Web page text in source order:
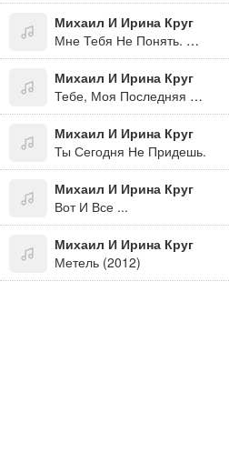
Михаил И Ирина Круг
Мне Тебя Не Понять. Мне Тебя Не Забыть, Бог Тебя Не Оставит. Все Прошло, Унеслось, Лишь Осталась Печаль.
Михаил И Ирина Круг
Тебе, Моя Последняя Любовь Я Люблю Тебя Язиля
Михаил И Ирина Круг
Ты Сегодня Не Придешь.
Михаил И Ирина Круг
Вот И Все ...
Михаил И Ирина Круг
Метель (2012)